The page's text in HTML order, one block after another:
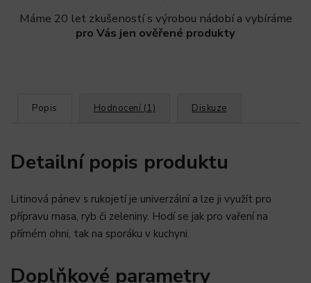
Máme 20 let zkušeností s výrobou nádobí a vybíráme
pro Vás jen ověřené produkty
Popis Hodnocení (1) Diskuze
Detailní popis produktu
Litinová pánev s rukojetí je univerzální a lze ji využít pro
přípravu masa, ryb či zeleniny. Hodí se jak pro vaření na
přímém ohni, tak na sporáku v kuchyni.
Doplňkové parametry